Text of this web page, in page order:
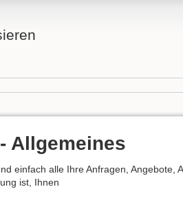
Allgemeines
einfach alle Ihre Anfragen, Angebote,
ist, Ihnen